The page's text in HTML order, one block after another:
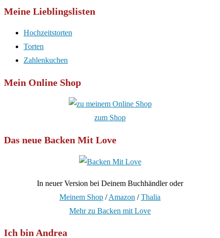
Meine Lieblingslisten
Hochzeitstorten
Torten
Zahlenkuchen
Mein Online Shop
zum Shop
Das neue Backen Mit Love
In neuer Version bei Deinem Buchhändler oder
Meinem Shop /Amazon /Thalia
Mehr zu Backen mit Love
Ich bin Andrea